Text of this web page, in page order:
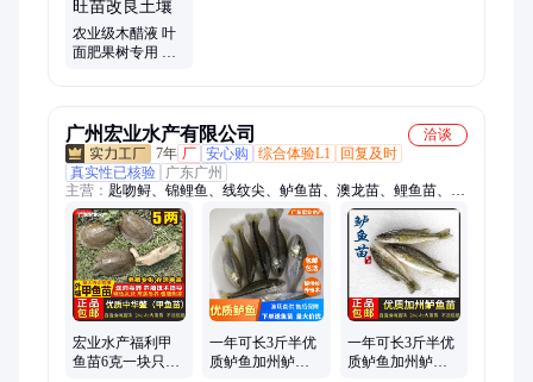
农业级木醋液 叶
面肥果树专用 高
广州宏业水产有限公司
洽谈
7年 厂 安心购 综合体验L1
回复及时
真实性已核验
广东广州
主营： 匙吻鲟、锦鲤鱼、线纹尖、鲈鱼苗、澳龙苗、鲤鱼苗、鳜
鱼苗、蛇鱼苗、乌鱼苗、鳗鱼苗、沼虾苗、生鱼苗、甲鱼苗、鲳
鱼苗、罗非苗、鲫鱼苗、军鱼苗、鲶鱼苗、河鲣鱼、罗非鱼、银
鳕鱼、黄沙鳖、小甲鱼、石斑鱼、黄颡鱼
宏业水产福利甲
鱼苗6克一块只龟
一年可长3斤半优
质鲈鱼加州鲈鱼
一年可长3斤半优
质鲈鱼加州鲈鱼